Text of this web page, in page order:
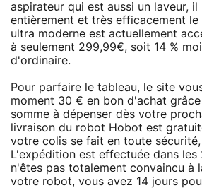
aspirateur qui est aussi un laveur,
entièrement et très efficacement le
ultra moderne est actuellement
à seulement 299,99€, soit 14 %
d'ordinaire.
Pour parfaire le tableau, le site
moment 30 € en bon d'achat
somme à dépenser dès votre
livraison du robot Hobot est
votre colis se fait en toute
L'expédition est effectuée dans les
n'êtes pas totalement convaincu à
votre robot, vous avez 14 jours